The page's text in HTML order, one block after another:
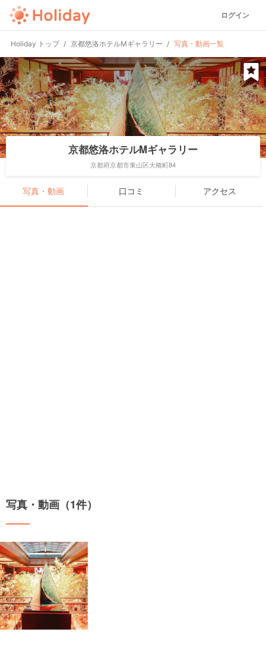
ログイン
Holiday トップ 京都悠洛ホテルMギャラリー 写真・動画一覧
京都悠洛ホテルMギャラリー
京都府京都市東山区大橋町84
写真・動画 口コミ アクセス
写真・動画（1件）